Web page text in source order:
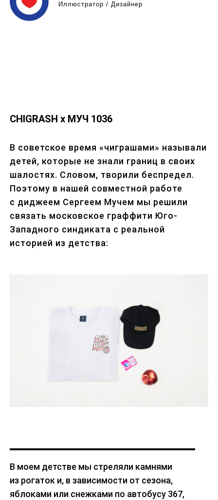
Иллюстратор / Дизайнер
CHIGRASH x МУЧ 1036
В советское время «чиграшами» называли
детей, которые не знали границ в своих
шалостях. Словом, творили беспредел.
Поэтому в нашей совместной работе
с диджеем Сергеем Мучем мы решили
связать московское граффити Юго-
Западного синдиката с реальной
историей из детства:
В моем детстве мы стреляли камнями
из рогаток и, в зависимости от сезона,
яблоками или снежками по автобусу 367,